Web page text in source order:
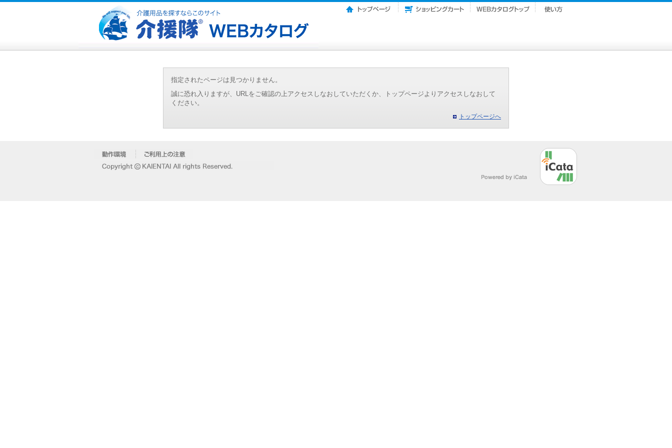
指定されたページは見つかりません。
誠に恐れ入りますが、URLをご確認の上アクセスしなおしていただくか、トップページよりアクセスしなおして
ください。
トップページへ